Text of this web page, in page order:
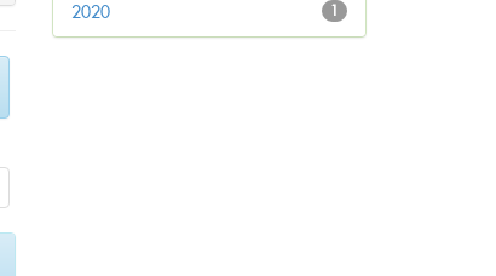
1
2020